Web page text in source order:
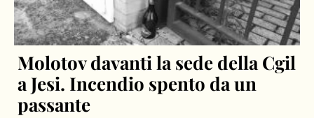
Molotov davanti la sede della Cgil
a Jesi. Incendio spento da un
passante